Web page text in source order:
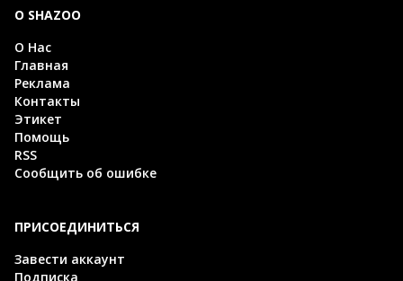
О SHAZOO
О Нас
Главная
Реклама
Контакты
Этикет
Помощь
RSS
Сообщить об ошибке
ПРИСОЕДИНИТЬСЯ
Завести аккаунт
Подписка